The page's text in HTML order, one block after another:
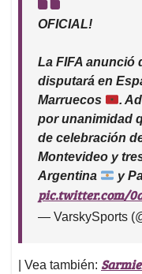
OFICIAL!
La FIFA anunció
disputará en
Marruecos
.
por unanimidad
de celebración
Montevideo y
Argentina
y
pic.twitter.com/
— VarskySports
| Vea también: